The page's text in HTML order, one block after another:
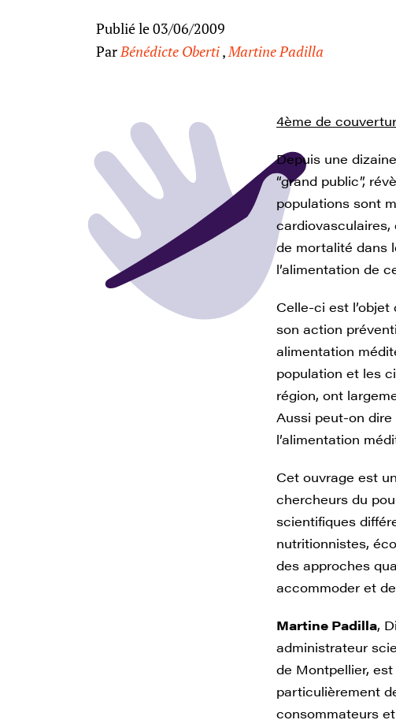
Publié le 03/06/2009
Par Bénédicte Oberti, Martine Padilla
4ème de
Depuis une
“grand public”,
populations sont
de mortalité dans
l’alimentation de
Celle-ci est
son action
alimentation
population et les
région, ont
Aussi peut-on dire
l’alimentation
Cet ouvrage est
chercheurs du
scientifiques
nutritionnistes,
des approches
accommoder et
Martine Padilla,
administrateur
de Montpellier,
particulièrement
consommateurs